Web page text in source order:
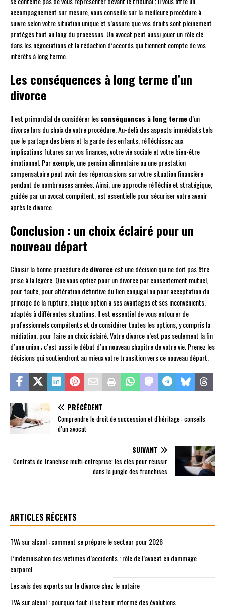
accompagnement sur mesure, vous conseille sur la meilleure procédure à
suivre selon votre situation unique et s’assure que vos droits sont pleinement
protégés tout au long du processus. Un avocat peut aussi jouer un rôle clé
dans les négociations et la rédaction d’accords qui tiennent compte de vos
intérêts à long terme.
Les conséquences à long terme d’un
divorce
Il est primordial de considérer lesconséquences à long termed’un
divorce lors du choix de votre procédure. Au-delà des aspects immédiats tels
que le partage des biens et la garde des enfants, réfléchissez aux
implications futures sur vos finances, votre vie sociale et votre bien-être
émotionnel. Par exemple, une pension alimentaire ou une prestation
compensatoire peut avoir des répercussions sur votre situation financière
pendant de nombreuses années. Ainsi, une approche réfléchie et stratégique,
guidée par un avocat compétent, est essentielle pour sécuriser votre avenir
après le divorce.
Conclusion : un choix éclairé pour un
nouveau départ
Choisir la bonne procédure dedivorceest une décision qui ne doit pas être
prise à la légère. Que vous optiez pour un divorce par consentement mutuel,
pour faute, pour altération définitive du lien conjugal ou pour acceptation du
principe de la rupture, chaque option a ses avantages et ses inconvénients,
adaptés à différentes situations. Il est essentiel de vous entourer de
professionnels compétents et de considérer toutes les options, y compris la
médiation, pour faire un choix éclairé. Votre divorce n’est pas seulement la fin
d’une union ; c’est aussi le début d’un nouveau chapitre de votre vie. Prenez les
décisions qui soutiendront au mieux votre transition vers ce nouveau départ.
PRÉCÉDENT
Comprendre le droit de succession et d’héritage : conseils
d’un avocat
SUIVANT
Contrats de franchise multi-entreprise: les clés pour réussir
dans la jungle des franchises
ARTICLES RÉCENTS
TVA sur alcool : comment se prépare le secteur pour 2026
L’indemnisation des victimes d’accidents : rôle de l’avocat en dommage
corporel
Les avis des experts sur le divorce chez le notaire
TVA sur alcool : pourquoi faut-il se tenir informé des évolutions